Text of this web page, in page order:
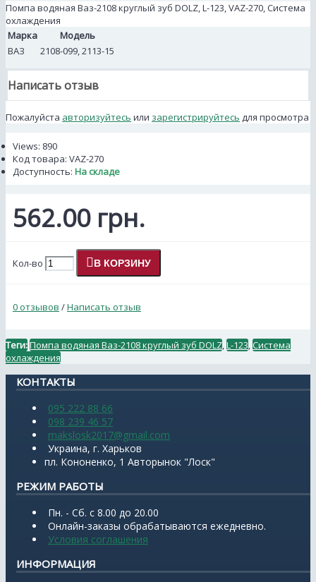
Помпа водяная Ваз-2108 круглый зуб DOLZ, L-123, VAZ-270, Система
охлаждения
Марка
Модель
ВАЗ
2108-099, 2113-15
Написать отзыв
Пожалуйста авторизуйтесь или зарегистрируйтесь для просмотра
Views: 890
Код товара: VAZ-270
Доступность: На складе
562.00 грн.
Кол-во В КОРЗИНУ
0 отзывов /Написать отзыв
Теги:Помпа водяная Ваз-2108 круглый зуб DOLZ L-123 Система
охлаждения
КОНТАКТЫ
095 222 88 66
098 239 46 57
makslosk2017@gmail.com
Украина, г. Харьков
пл. Кононенко, 1 Авторынок "Лоск"
РЕЖИМ РАБОТЫ
Пн. - Сб. с 8.00 до 20.00
Онлайн-заказы обрабатываются ежедневно.
Условия соглашения
ИНФОРМАЦИЯ